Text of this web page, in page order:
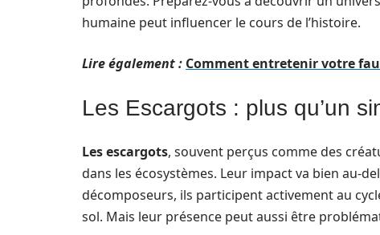
humaine peut influencer le cours de l’histoire.
Lire également : Comment entretenir votre
Les Escargots : plus qu’un
Les escargots, souvent perçus comme des
dans les écosystèmes. Leur impact va bien au-
décomposeurs, ils participent activement au
sol. Mais leur présence peut aussi être